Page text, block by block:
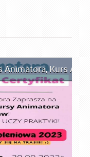
Animatora,Kurs